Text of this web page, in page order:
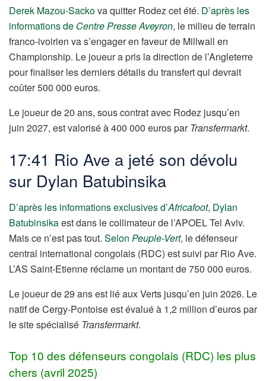
Derek Mazou-Sackova quitter Rodez cet été. D’après les
informations de Centre Presse Aveyron, le milieu de terrain
franco-ivoirien va s’engager en faveur de Millwall en
Championship. Le joueur a pris la direction de l’Angleterre
pour finaliser les derniers détails du transfert qui devrait
coûter 500 000 euros.
Le joueur de 20 ans, sous contrat avec Rodez jusqu’en
juin 2027, est valorisé à 400 000 euros par Transfermarkt.
17:41 Rio Ave a jeté son dévolu
sur Dylan Batubinsika
D’après les informations exclusives d’Africafoot, Dylan
Batubinsikaest dans le collimateur de l’APOEL Tel Aviv.
Mais ce n’est pas tout. Selon Peuple-Vert, le défenseur
central international congolais (RDC) est suivi par Rio Ave.
L’AS Saint-Etienne réclame un montant de 750 000 euros.
Le joueur de 29 ans est lié aux Verts jusqu’en juin 2026. Le
natif de Cergy-Pontoise est évalué à 1,2 million d’euros par
le site spécialisé Transfermarkt.
Top 10 des défenseurs congolais (RDC) les plus
chers (avril 2025)